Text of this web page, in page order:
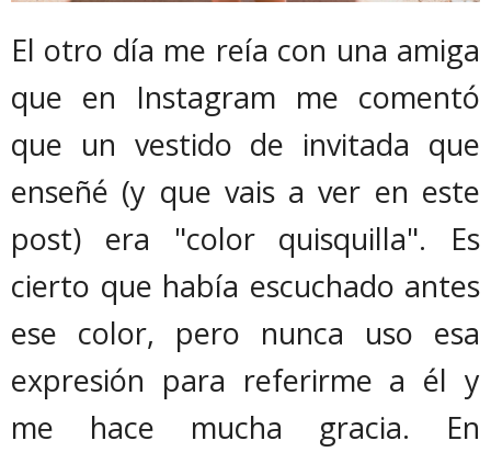
El otro día me reía con una amiga
que en Instagram me comentó
que un vestido de invitada que
enseñé (y que vais a ver en este
post) era "color quisquilla". Es
cierto que había escuchado antes
ese color, pero nunca uso esa
expresión para referirme a él y
me hace mucha gracia. En